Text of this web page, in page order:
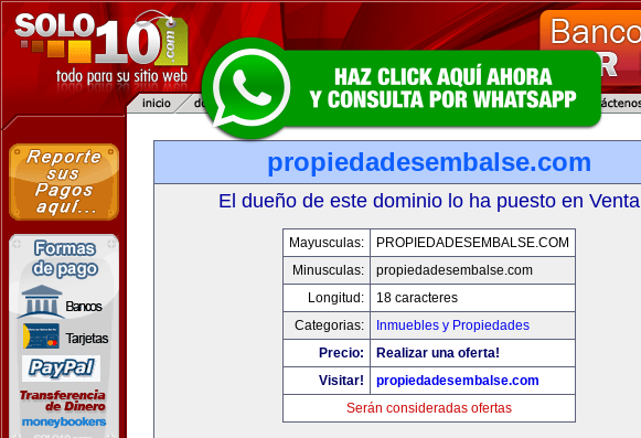
propiedadesembalse.com
El dueño de este dominio lo ha puesto en Venta
Mayusculas:
PROPIEDADESEMBALSE.COM
Minusculas:
propiedadesembalse.com
Longitud:
18 caracteres
Categorias:
Inmuebles y Propiedades
Precio:
Realizar una oferta!
Visitar!
propiedadesembalse.com
Serán consideradas ofertas